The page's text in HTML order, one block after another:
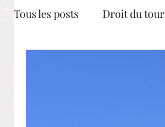
Tous les posts Droit du